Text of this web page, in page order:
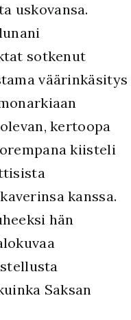
uskovansa.
sotkenut
väärinkäsitys
kertoopa
kiisteli
kanssa.
hän
Saksan